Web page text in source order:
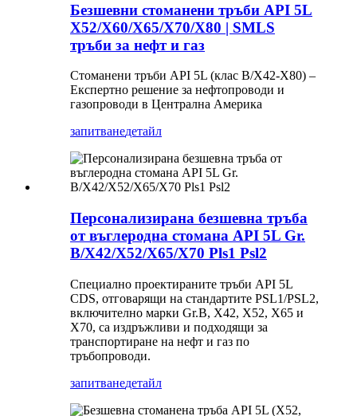
Безшевни стоманени тръби API 5L
X52/X60/X65/X70/X80 | SMLS
тръби за нефт и газ
Стоманени тръби API 5L (клас B/X42-X80) –
Експертно решение за нефтопроводи и
газопроводи в Централна Америка
запитванедетайл
Персонализирана безшевна тръба
от въглеродна стомана API 5L Gr.
B/X42/X52/X65/X70 Pls1 Psl2
Специално проектираните тръби API 5L
CDS, отговарящи на стандартите PSL1/PSL2,
включително марки Gr.B, X42, X52, X65 и
X70, са издръжливи и подходящи за
транспортиране на нефт и газ по
тръбопроводи.
запитванедетайл